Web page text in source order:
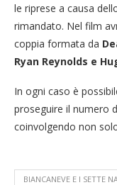
le riprese a causa
rimandato. Nel film
coppia formata da
Ryan Reynolds e
In ogni caso è
proseguire il numero
coinvolgendo non
BIANCANEVE E I SETTE